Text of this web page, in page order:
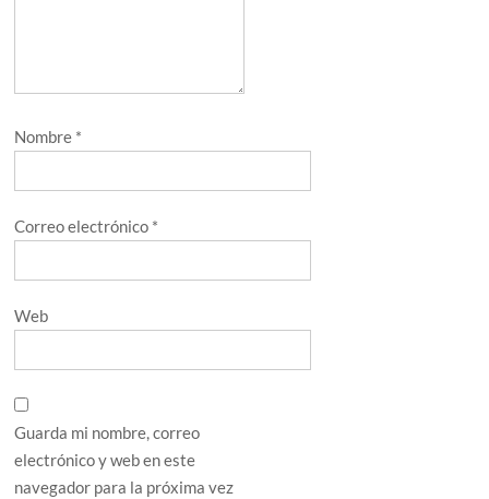
Nombre *
Correo electrónico *
Web
Guarda mi nombre, correo
electrónico y web en este
navegador para la próxima vez